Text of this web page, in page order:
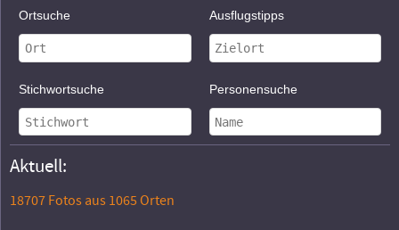
Ortsuche Ausflugstipps
Stichwortsuche Personensuche
Aktuell:
18707 Fotos aus 1065 Orten